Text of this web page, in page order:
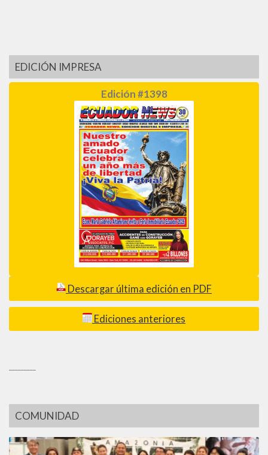
EDICIÓN IMPRESA
Edición #1398
Descargar última edición en PDF
Ediciones anteriores
COMUNIDAD